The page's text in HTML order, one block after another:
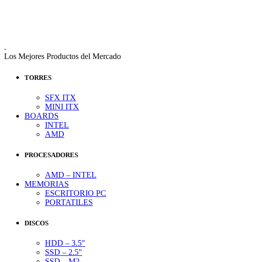
.
Los Mejores Productos del Mercado
TORRES
SFX ITX
MINI ITX
BOARDS
INTEL
AMD
PROCESADORES
AMD – INTEL
MEMORIAS
ESCRITORIO PC
PORTATILES
DISCOS
HDD – 3.5″
SSD – 2.5″